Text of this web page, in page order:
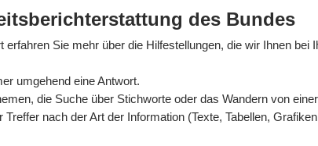
des Bundes
Sie mehr über die Hilfestellungen, die wir Ihnen bei
umgehend eine Antwort.
die Suche über Stichworte oder das Wandern von
nach der Art der Information (Texte, Tabellen,